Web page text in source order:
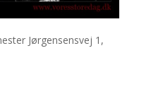
Jørgensensvej 1,